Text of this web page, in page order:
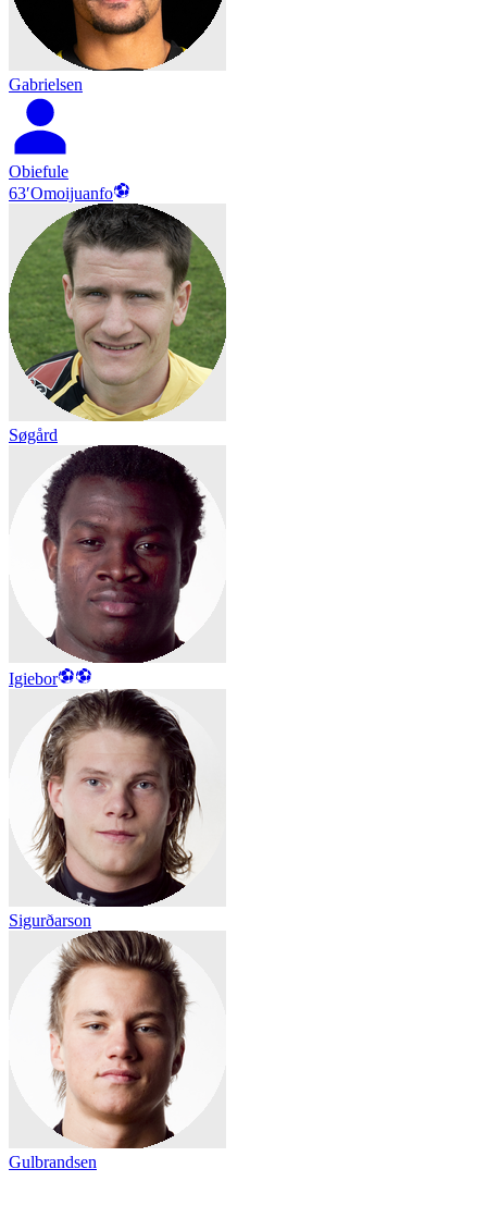
Gabrielsen
Obiefule
63′Omoijuanfo
Søgård
Igiebor
Sigurðarson
Gulbrandsen